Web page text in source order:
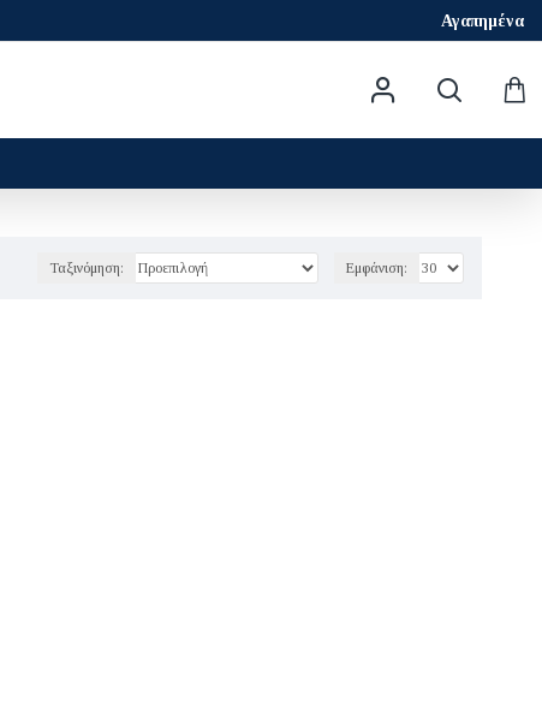
Αγαπημένα
Ταξινόμηση: Εμφάνιση: